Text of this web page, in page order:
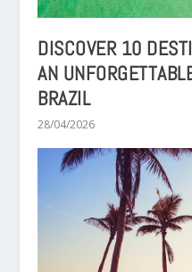
DISCOVER 10
AN
BRAZIL
28/04/2026